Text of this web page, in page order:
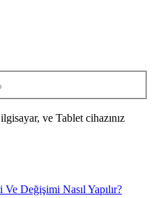
ve Tablet cihazınız